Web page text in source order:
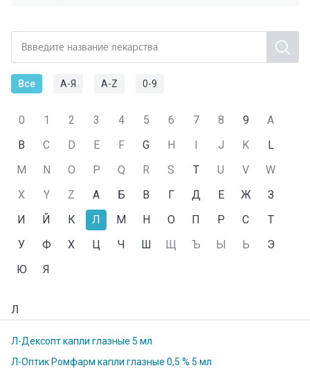
Все А-Я А-Z 0-9
0 1 2 3 4 5 6 7 8 9
A
B
C D E F G H I J K
L
M
N O P Q R S T U V
W
X
Y Z А Б В Г Д Е Ж
З
И
Й К Л М Н О П Р С
Т
У
Ф Х Ц Ч Ш Щ Ъ Ы Ь
Э
Ю
Я
Л
Л-Дексопт капли глазные 5 мл
Л-Оптик Ромфарм капли глазные 0,5 % 5 мл